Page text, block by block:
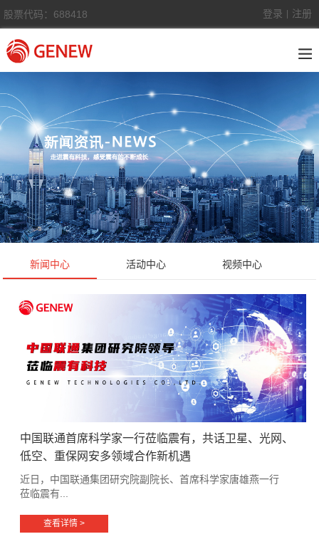
股票代码：688418 登录 注册
新闻中心 活动中心 视频中心
中国联通首席科学家一行莅临震有，共话卫星、光网、
低空、重保网安多领域合作新机遇
近日，中国联通集团研究院副院长、首席科学家唐雄燕一行
莅临震有...
查看详情 >